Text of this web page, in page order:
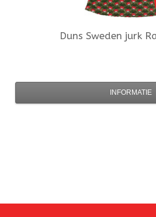
Duns Sweden jurk
INFORMATIE